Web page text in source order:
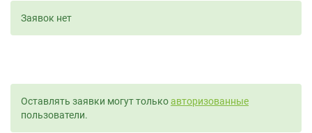
Заявок нет
Оставлять заявки могут толькоавторизованные
пользователи.